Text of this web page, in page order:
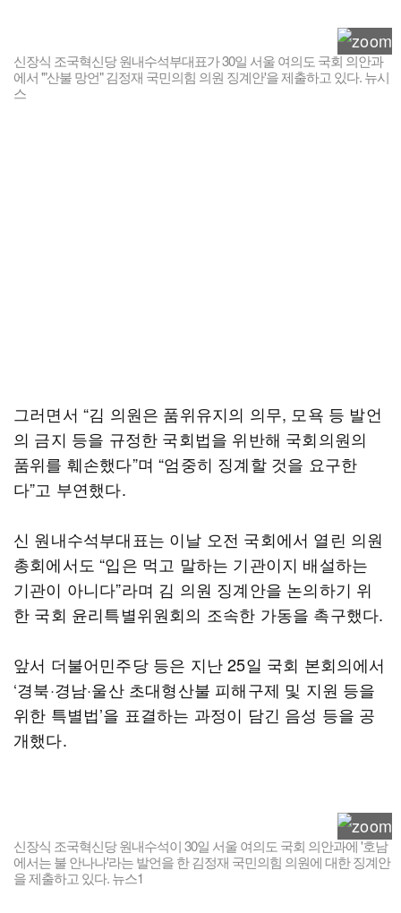
신장식 조국혁신당 원내수석부대표가 30일 서울 여의도 국회 의안과
에서 '"산불 망언" 김정재 국민의힘 의원 징계안'을 제출하고 있다. 뉴시
스
그러면서 “김 의원은 품위유지의 의무, 모욕 등 발언
의 금지 등을 규정한 국회법을 위반해 국회의원의
품위를 훼손했다”며 “엄중히 징계할 것을 요구한
다”고 부연했다.
신 원내수석부대표는 이날 오전 국회에서 열린 의원
총회에서도 “입은 먹고 말하는 기관이지 배설하는
기관이 아니다”라며 김 의원 징계안을 논의하기 위
한 국회 윤리특별위원회의 조속한 가동을 촉구했다.
앞서 더불어민주당 등은 지난 25일 국회 본회의에서
‘경북·경남·울산 초대형산불 피해구제 및 지원 등을
위한 특별법’을 표결하는 과정이 담긴 음성 등을 공
개했다.
신장식 조국혁신당 원내수석이 30일 서울 여의도 국회 의안과에 '호남
에서는 불 안나나'라는 발언을 한 김정재 국민의힘 의원에 대한 징계안
을 제출하고 있다. 뉴스1